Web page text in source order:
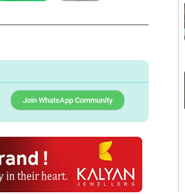
Join WhatsApp Community